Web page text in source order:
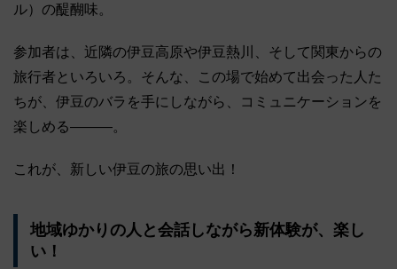
ル）の醍醐味。
参加者は、近隣の伊豆高原や伊豆熱川、そして関東からの
旅行者といろいろ。そんな、この場で始めて出会った人た
ちが、伊豆のバラを手にしながら、コミュニケーションを
楽しめる―――。
これが、新しい伊豆の旅の思い出！
地域ゆかりの人と会話しながら新体験が、楽し
い！